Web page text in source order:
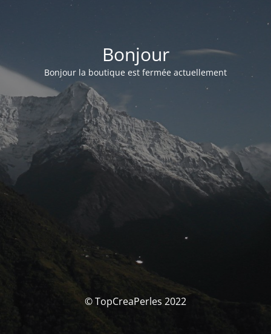
Bonjour
Bonjour la boutique est fermée actuellement
© TopCreaPerles 2022